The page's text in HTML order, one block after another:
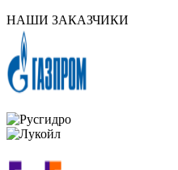
НАШИ ЗАКАЗЧИКИ